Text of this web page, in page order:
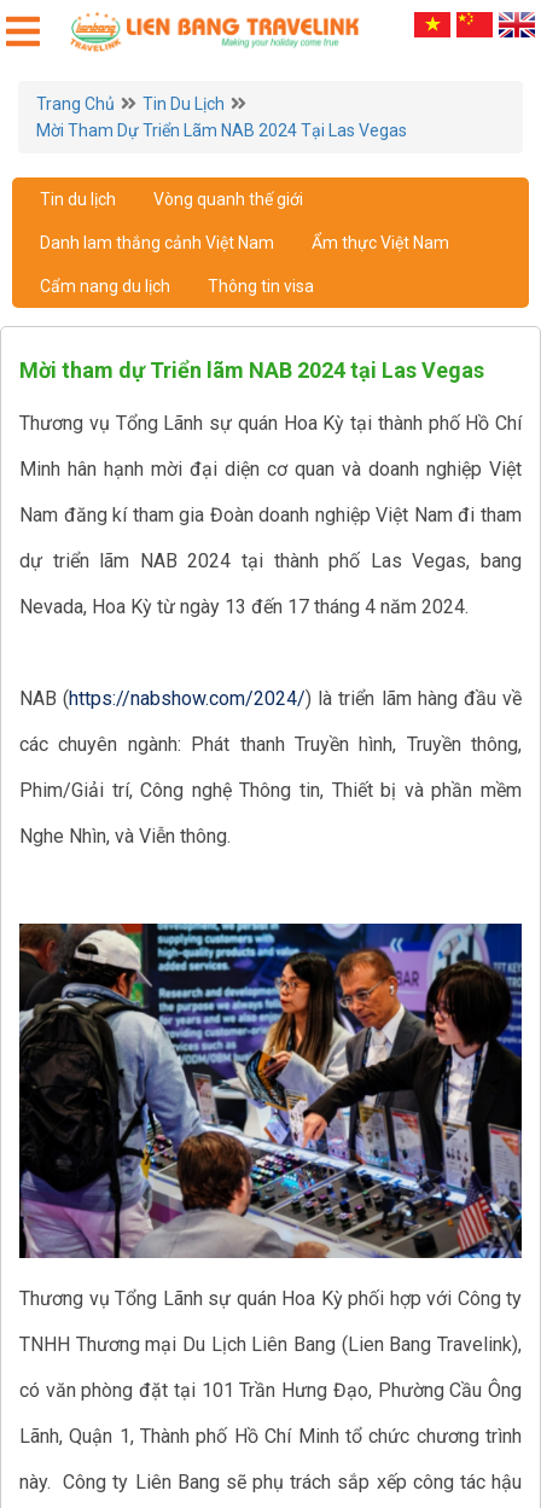
Trang Chủ
Tin Du Lịch
Mời Tham Dự Triển Lãm NAB 2024 Tại Las Vegas
Tin du lịch Vòng quanh thế giới
Danh lam thắng cảnh Việt Nam Ẩm thực Việt Nam
Cẩm nang du lịch Thông tin visa
Mời tham dự Triển lãm NAB 2024 tại Las Vegas
Thương vụ Tổng Lãnh sự quán Hoa Kỳ tại thành phố Hồ Chí
Minh hân hạnh mời đại diện cơ quan và doanh nghiệp Việt
Nam đăng kí tham gia Đoàn doanh nghiệp Việt Nam đi tham
dự triển lãm NAB 2024 tại thành phố Las Vegas, bang
Nevada, Hoa Kỳ từ ngày 13 đến 17 tháng 4 năm 2024.
NAB (https://nabshow.com/2024/) là triển lãm hàng đầu về
các chuyên ngành: Phát thanh Truyền hình, Truyền thông,
Phim/Giải trí, Công nghệ Thông tin, Thiết bị và phần mềm
Nghe Nhìn, và Viễn thông.
Thương vụ Tổng Lãnh sự quán Hoa Kỳ phối hợp với Công ty
TNHH Thương mại Du Lịch Liên Bang (Lien Bang Travelink),
có văn phòng đặt tại 101 Trần Hưng Đạo, Phường Cầu Ông
Lãnh, Quận 1, Thành phố Hồ Chí Minh tổ chức chương trình
này. Công ty Liên Bang sẽ phụ trách sắp xếp công tác hậu